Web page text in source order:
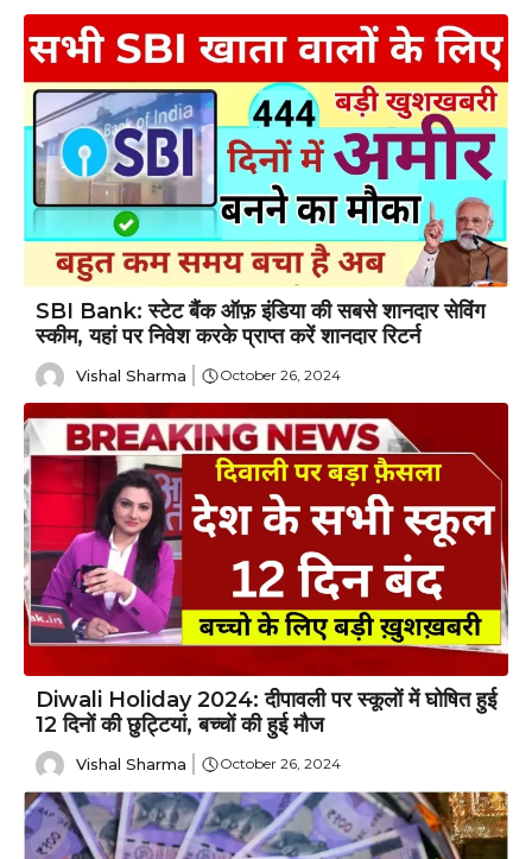
SBI Bank: स्टेट बैंक ऑफ़ इंडिया की सबसे शानदार सेविंग
स्कीम, यहां पर निवेश करके प्राप्त करें शानदार रिटर्न
Vishal Sharma October 26, 2024
Diwali Holiday 2024: दीपावली पर स्कूलों में घोषित हुई
12 दिनों की छुट्टियां, बच्चों की हुई मौज
Vishal Sharma October 26, 2024